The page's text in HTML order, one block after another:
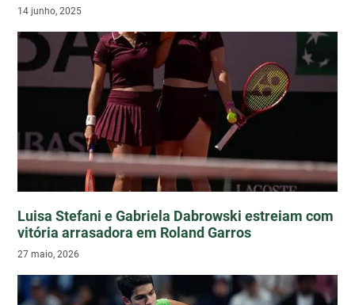
14 junho, 2025
Luisa Stefani e Gabriela Dabrowski estreiam com
vitória arrasadora em Roland Garros
27 maio, 2026